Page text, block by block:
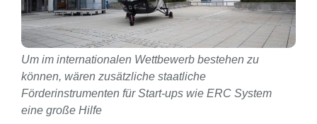
Um im internationalen Wettbewerb bestehen zu
können, wären zusätzliche staatliche
Förderinstrumenten für Start-ups wie ERC System
eine große Hilfe